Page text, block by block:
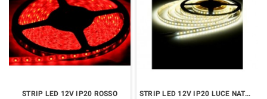
STRIP LED 12V IP20 ROSSO STRIP LED 12V IP20 LUCE NATURALE